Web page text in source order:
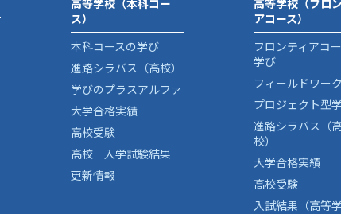
ス）
本科コースの学び
進路シラバス（高校）
学びのプラスアルファ
大学合格実績
高校受験
高校 入学試験結果
更新情報
アコース）
フロンティアコ
学び
フィールドワーク
プロジェクト型
進路シラバス（
校）
大学合格実績
高校受験
入試結果（高等学